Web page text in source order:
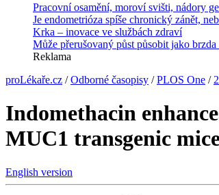
Pracovní osamění, moroví svišti, nádory
Je endometrióza spíše chronický zánět,
Krka –⁠ inovace ve službách zdraví
Může přerušovaný půst působit jako
Reklama
proLékaře.cz / Odborné časopisy / PLOS One /
Indomethacin
MUC1 transgenic
English version